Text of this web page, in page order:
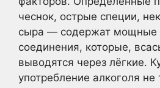
чеснок, острые специи,
сыра — содержат мощные
соединения, которые,
выводятся через лёгкие.
употребление алкоголя не